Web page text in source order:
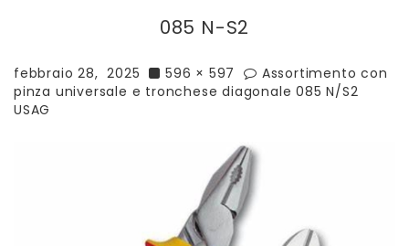
085 N-S2
febbraio 28, 2025 596 × 597
Assortimento con
pinza universale e tronchese diagonale 085 N/S2
USAG